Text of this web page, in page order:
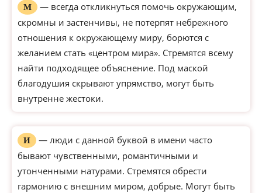
М
— всегда откликнуться помочь окружающим,
скромны и застенчивы, не потерпят небрежного
отношения к окружающему миру, борются с
желанием стать «центром мира». Стремятся всему
найти подходящее объяснение. Под маской
благодушия скрывают упрямство, могут быть
внутренне жестоки.
И
— люди с данной буквой в имени часто
бывают чувственными, романтичными и
утонченными натурами. Стремятся обрести
гармонию с внешним миром, добрые. Могут быть